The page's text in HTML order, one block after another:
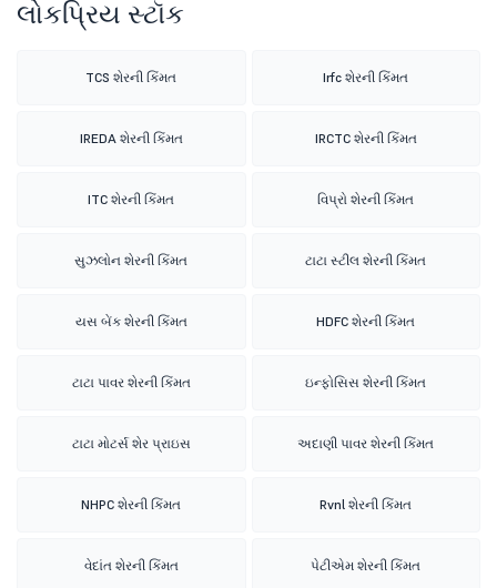
લોકપ્રિય સ્ટૉક
TCS શેરની કિંમત Irfc શેરની કિંમત
IREDA શેરની કિંમત IRCTC શેરની કિંમત
ITC શેરની કિંમત વિપ્રો શેરની કિંમત
સુઝલોન શેરની કિંમત ટાટા સ્ટીલ શેરની કિંમત
યસ બેંક શેરની કિંમત HDFC શેરની કિંમત
ટાટા પાવર શેરની કિંમત ઇન્ફોસિસ શેરની કિંમત
ટાટા મોટર્સ શેર પ્રાઇસ અદાણી પાવર શેરની કિંમત
NHPC શેરની કિંમત Rvnl શેરની કિંમત
વેદાંત શેરની કિંમત પેટીએમ શેરની કિંમત